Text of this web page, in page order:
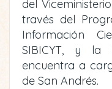
del
través del
Información
SIBICYT, y la
encuentra a
de San Andrés.